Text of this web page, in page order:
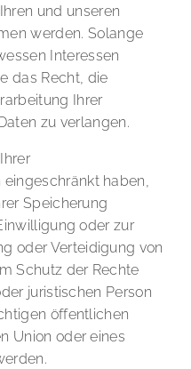
und unseren
werden. Solange
Interessen
das Recht, die
Ihrer
zu verlangen.
haben,
Speicherung
oder zur
oder Verteidigung von
Schutz der Rechte
juristischen Person
öffentlichen
Union oder eines